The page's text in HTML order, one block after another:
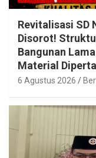
Revitalisasi SD
Disorot!
Bangunan
Material
6 Agustus 2026